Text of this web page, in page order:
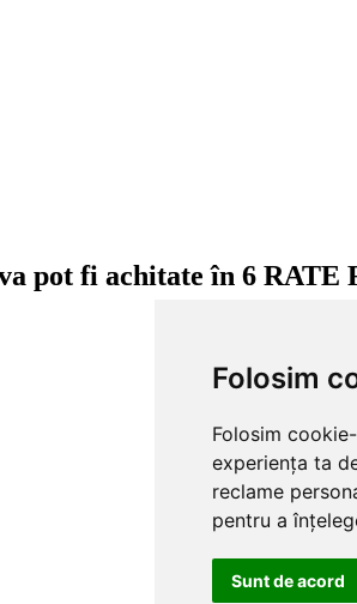
Folosim
Folosim
experiența ta
reclame
pentru a
Sunt de acord
pot fi achitate în 6
Contactează-